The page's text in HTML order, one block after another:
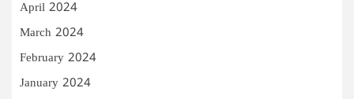
April 2024
March 2024
February 2024
January 2024